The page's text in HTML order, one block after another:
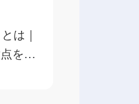
は｜
をわ